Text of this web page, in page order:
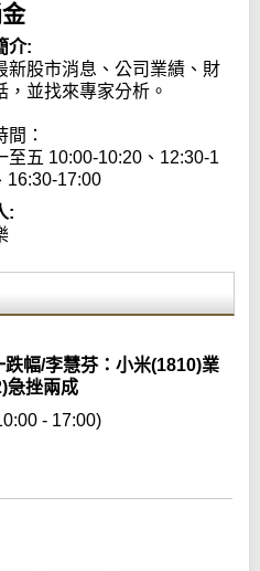
介:
新股市消息、公司業績、財
，並找來專家分析。
間：
至五 10:00-10:20、12:30-1
16:30-17:00
:
幅/李慧芬：小米(1810)業
急挫兩成
- 17:00)